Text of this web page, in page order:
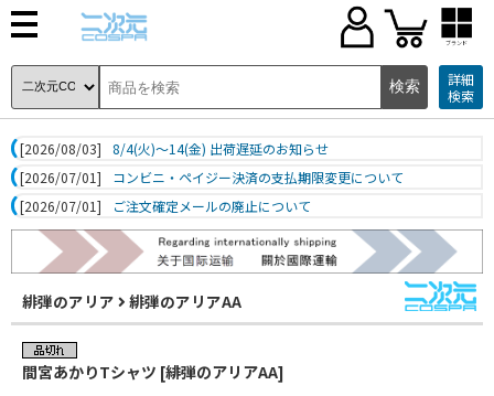
ブランド
詳細
検索
[2026/08/03]
8/4(火)～14(金) 出荷遅延のお知らせ
[2026/07/01]
コンビニ・ペイジー決済の支払期限変更について
[2026/07/01]
ご注文確定メールの廃止について
緋弾のアリア 緋弾のアリアAA
間宮あかりTシャツ [緋弾のアリアAA]